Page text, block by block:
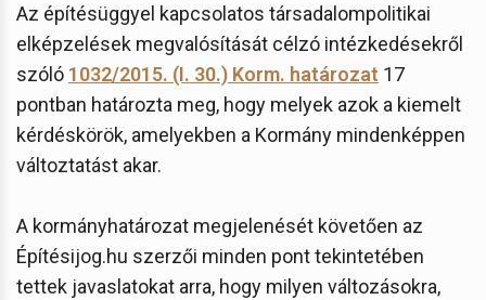
Az építésüggyel kapcsolatos társadalompolitikai
elképzelések megvalósítását célzó intézkedésekről
szóló 1032/2015. (I. 30.) Korm. határozat 17
pontban határozta meg, hogy melyek azok a kiemelt
kérdéskörök, amelyekben a Kormány mindenképpen
változtatást akar.
A kormányhatározat megjelenését követően az
Építésijog.hu szerzői minden pont tekintetében
tettek javaslatokat arra, hogy milyen változásokra,